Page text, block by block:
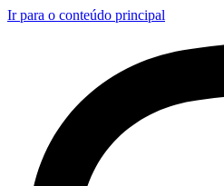
Ir para o conteúdo principal